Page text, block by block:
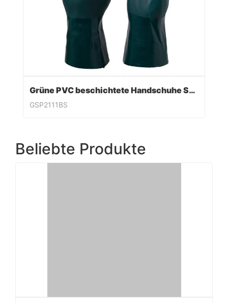
Grüne PVC beschichtete Handschuhe Sandy Finish
GSP2111BS
Beliebte Produkte